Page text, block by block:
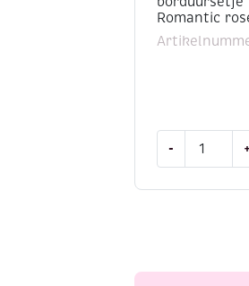
Romantic
-
roses
+